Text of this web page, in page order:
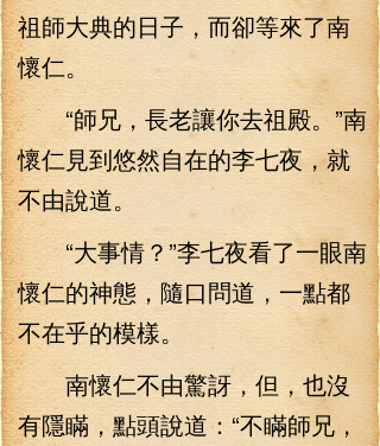
祖師大典的日子，而卻等來了南
懷仁。
“師兄，長老讓你去祖殿。”南
懷仁見到悠然自在的李七夜，就
不由說道。
“大事情？”李七夜看了一眼南
懷仁的神態，隨口問道，一點都
不在乎的模樣。
南懷仁不由驚訝，但，也沒
有隱瞞，點頭說道：“不瞞師兄，